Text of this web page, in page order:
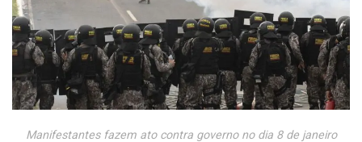
Manifestantes fazem ato contra governo no dia 8 de janeiro